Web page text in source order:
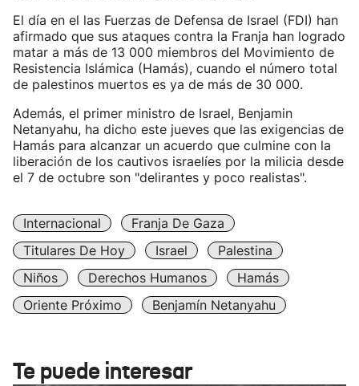
El día en el las Fuerzas de Defensa de Israel (FDI) han
afirmado que sus ataques contra la Franja han logrado
matar a más de 13 000 miembros del Movimiento de
Resistencia Islámica (Hamás), cuando el número total
de palestinos muertos es ya de más de 30 000.
Además, el primer ministro de Israel, Benjamin
Netanyahu, ha dicho este jueves que las exigencias de
Hamás para alcanzar un acuerdo que culmine con la
liberación de los cautivos israelíes por la milicia desde
el 7 de octubre son "delirantes y poco realistas".
Internacional
Franja De Gaza
Titulares De Hoy
Israel
Palestina
Niños
Derechos Humanos
Hamás
Oriente Próximo
Benjamín Netanyahu
Te puede interesar